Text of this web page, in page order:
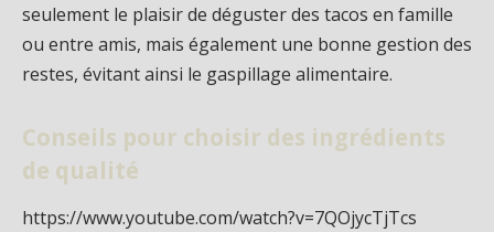
seulement le plaisir de déguster des tacos en famille
ou entre amis, mais également une bonne gestion des
restes, évitant ainsi le gaspillage alimentaire.
Conseils pour choisir des ingrédients
de qualité
https://www.youtube.com/watch?v=7QOjycTjTcs